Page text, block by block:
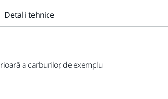
Detalii tehnice
a carburilor, de exemplu